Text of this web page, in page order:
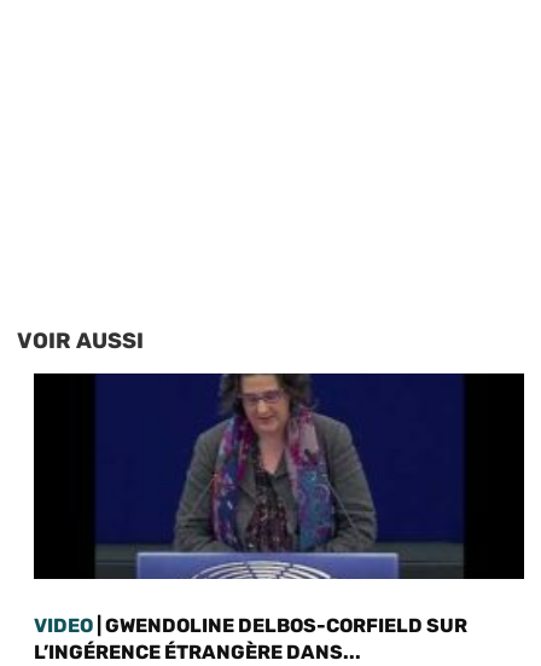
VOIR AUSSI
VIDEO | GWENDOLINE DELBOS-CORFIELD SUR
L’INGÉRENCE ÉTRANGÈRE DANS...